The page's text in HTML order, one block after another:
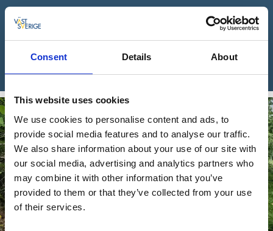
Consent Details About
This website uses cookies
We use cookies to personalise content and ads, to
provide social media features and to analyse our traffic.
We also share information about your use of our site with
our social media, advertising and analytics partners who
may combine it with other information that you’ve
provided to them or that they’ve collected from your use
of their services.
Upptäck LillPuttLand